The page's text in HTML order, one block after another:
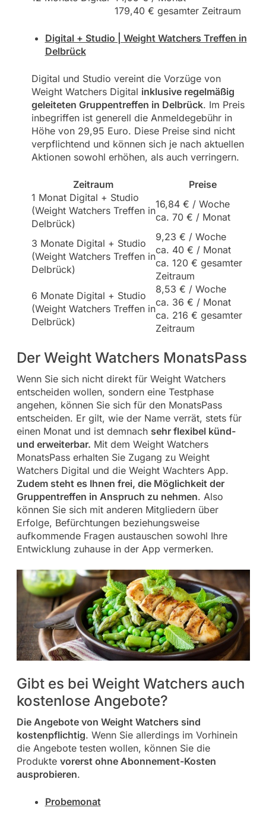
179,40 € gesamter Zeitraum
Digital + Studio | Weight Watchers Treffen in
Delbrück
Digital und Studio vereint die Vorzüge von
Weight Watchers Digital inklusive regelmäßig
geleiteten Gruppentreffen in Delbrück. Im Preis
inbegriffen ist generell die Anmeldegebühr in
Höhe von 29,95 Euro. Diese Preise sind nicht
verpflichtend und können sich je nach aktuellen
Aktionen sowohl erhöhen, als auch verringern.
Zeitraum
Preise
1 Monat Digital + Studio
(Weight Watchers Treffen in
Delbrück)
16,84 € / Woche
ca. 70 € / Monat
3 Monate Digital + Studio
(Weight Watchers Treffen in
Delbrück)
9,23 € / Woche
ca. 40 € / Monat
ca. 120 € gesamter
Zeitraum
6 Monate Digital + Studio
(Weight Watchers Treffen in
Delbrück)
8,53 € / Woche
ca. 36 € / Monat
ca. 216 € gesamter
Zeitraum
Der Weight Watchers MonatsPass
Wenn Sie sich nicht direkt für Weight Watchers
entscheiden wollen, sondern eine Testphase
angehen, können Sie sich für den MonatsPass
entscheiden. Er gilt, wie der Name verrät, stets für
einen Monat und ist demnach sehr flexibel künd-
und erweiterbar. Mit dem Weight Watchers
MonatsPass erhalten Sie Zugang zu Weight
Watchers Digital und die Weight Wachters App.
Zudem steht es Ihnen frei, die Möglichkeit der
Gruppentreffen in Anspruch zu nehmen. Also
können Sie sich mit anderen Mitgliedern über
Erfolge, Befürchtungen beziehungsweise
aufkommende Fragen austauschen sowohl Ihre
Entwicklung zuhause in der App vermerken.
Gibt es bei Weight Watchers auch
kostenlose Angebote?
Die Angebote von Weight Watchers sind
kostenpflichtig. Wenn Sie allerdings im Vorhinein
die Angebote testen wollen, können Sie die
Produkte vorerst ohne Abonnement-Kosten
ausprobieren.
Probemonat